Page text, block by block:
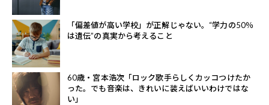
「偏差値が高い学校」が正解じゃない。“学力の50％
は遺伝”の真実から考えること
60歳・宮本浩次「ロック歌手らしくカッコつけたか
った。でも音楽は、きれいに装えばいいわけではな
い」